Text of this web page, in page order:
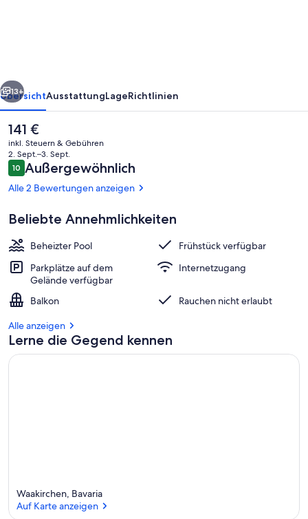
unser beheizter Natur-Holzpool mit
Weiter
13+
ÜbersichtAusstattungLageRichtlinien
Der
aktuelle
Preis
beträgt
141 €.
141 €
inkl. Steuern & Gebühren
2. Sept.–3. Sept.
Bewertungen
1010 von 10.
Außergewöhnlich
Alle 2 Bewertungen anzeigen
Beliebte Annehmlichkeiten
Beheizter Pool
Frühstück verfügbar
Parkplätze auf dem
Gelände verfügbar
Internetzugang
Balkon
Rauchen nicht erlaubt
Alle anzeigen
Lerne die Gegend kennen
Waakirchen, Bavaria
Auf Karte anzeigen